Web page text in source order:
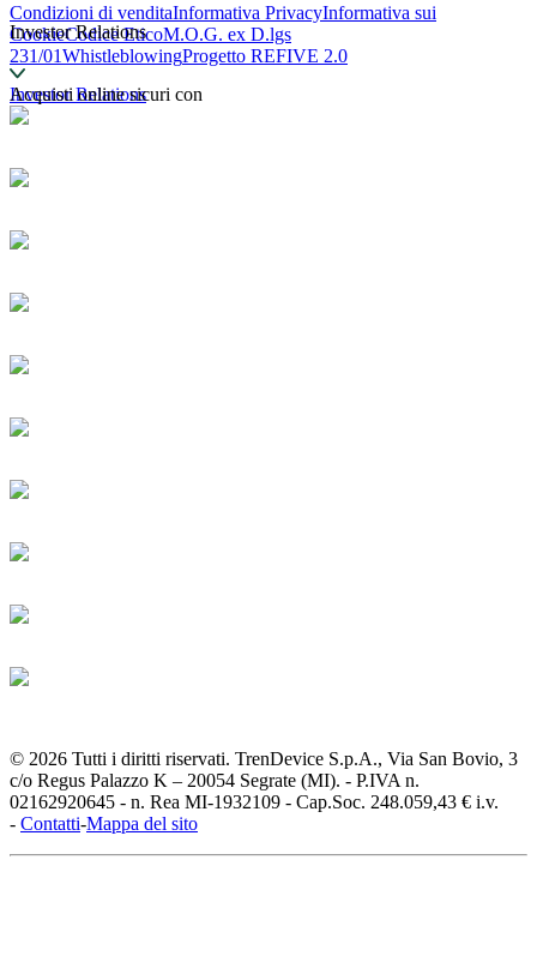
Condizioni di venditaInformativa PrivacyInformativa sui
CookieCodice EticoM.O.G. ex D.lgs
231/01WhistleblowingProgetto REFIVE 2.0
Investor Relations
Investor Relations
Acquisti online sicuri con
© 2026 Tutti i diritti riservati. TrenDevice S.p.A., Via San Bovio, 3
c/o Regus Palazzo K – 20054 Segrate (MI). - P.IVA n.
02162920645 - n. Rea MI-1932109 - Cap.Soc. 248.059,43 € i.v.
- Contatti-Mappa del sito